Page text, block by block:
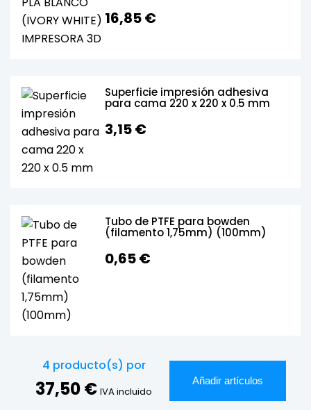
16,85 €
Superficie impresión adhesiva
para cama 220 x 220 x 0.5 mm
3,15 €
Tubo de PTFE para bowden
(filamento 1,75mm) (100mm)
0,65 €
4 producto(s) por
37,50 € IVA incluido
Añadir artículos